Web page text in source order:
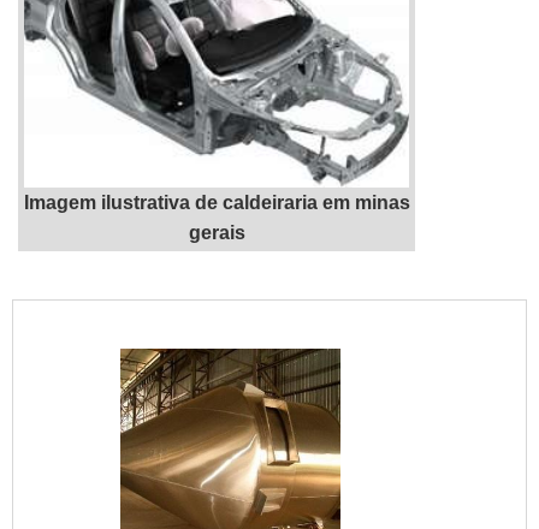
Imagem ilustrativa de caldeiraria em minas
gerais